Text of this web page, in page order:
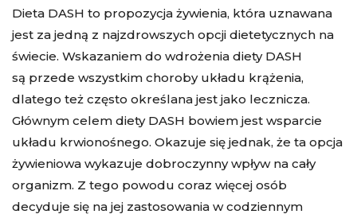
Dieta DASH to propozycja żywienia, która uznawana
jest za jedną z najzdrowszych opcji dietetycznych na
świecie. Wskazaniem do wdrożenia diety DASH
są przede wszystkim choroby układu krążenia,
dlatego też często określana jest jako lecznicza.
Głównym celem diety DASH bowiem jest wsparcie
układu krwionośnego. Okazuje się jednak, że ta opcja
żywieniowa wykazuje dobroczynny wpływ na cały
organizm. Z tego powodu coraz więcej osób
decyduje się na jej zastosowania w codziennym